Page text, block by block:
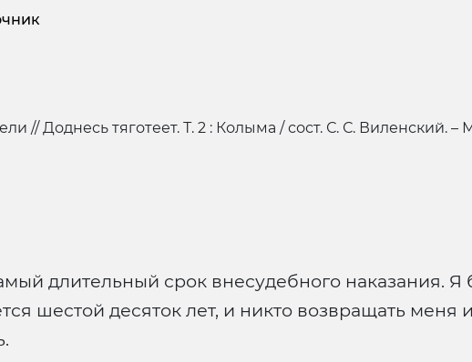
// Доднесь тяготеет. Т. 2 : Колыма / сост. С. С. Виленский.
длительный срок внесудебного наказания. Я
шестой десяток лет, и никто возвращать меня